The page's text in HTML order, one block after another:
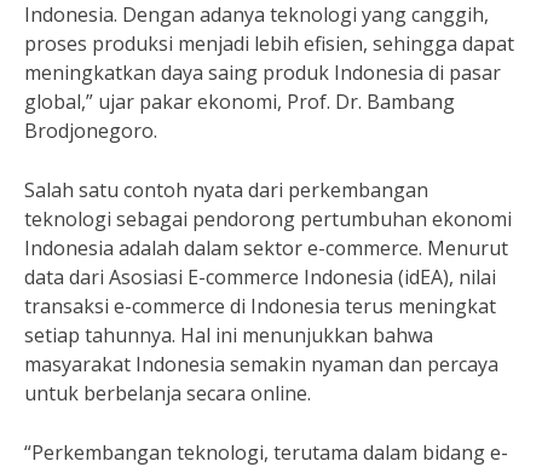
Indonesia. Dengan adanya teknologi yang canggih,
proses produksi menjadi lebih efisien, sehingga dapat
meningkatkan daya saing produk Indonesia di pasar
global,” ujar pakar ekonomi, Prof. Dr. Bambang
Brodjonegoro.
Salah satu contoh nyata dari perkembangan
teknologi sebagai pendorong pertumbuhan ekonomi
Indonesia adalah dalam sektor e-commerce. Menurut
data dari Asosiasi E-commerce Indonesia (idEA), nilai
transaksi e-commerce di Indonesia terus meningkat
setiap tahunnya. Hal ini menunjukkan bahwa
masyarakat Indonesia semakin nyaman dan percaya
untuk berbelanja secara online.
“Perkembangan teknologi, terutama dalam bidang e-